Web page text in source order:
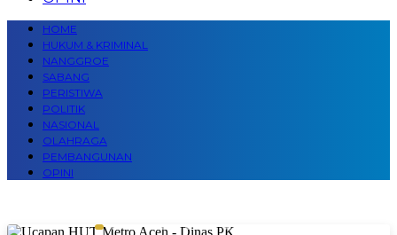
HOME
HUKUM & KRIMINAL
NANGGROE
SABANG
PERISTIWA
POLITIK
NASIONAL
OLAHRAGA
PEMBANGUNAN
OPINI